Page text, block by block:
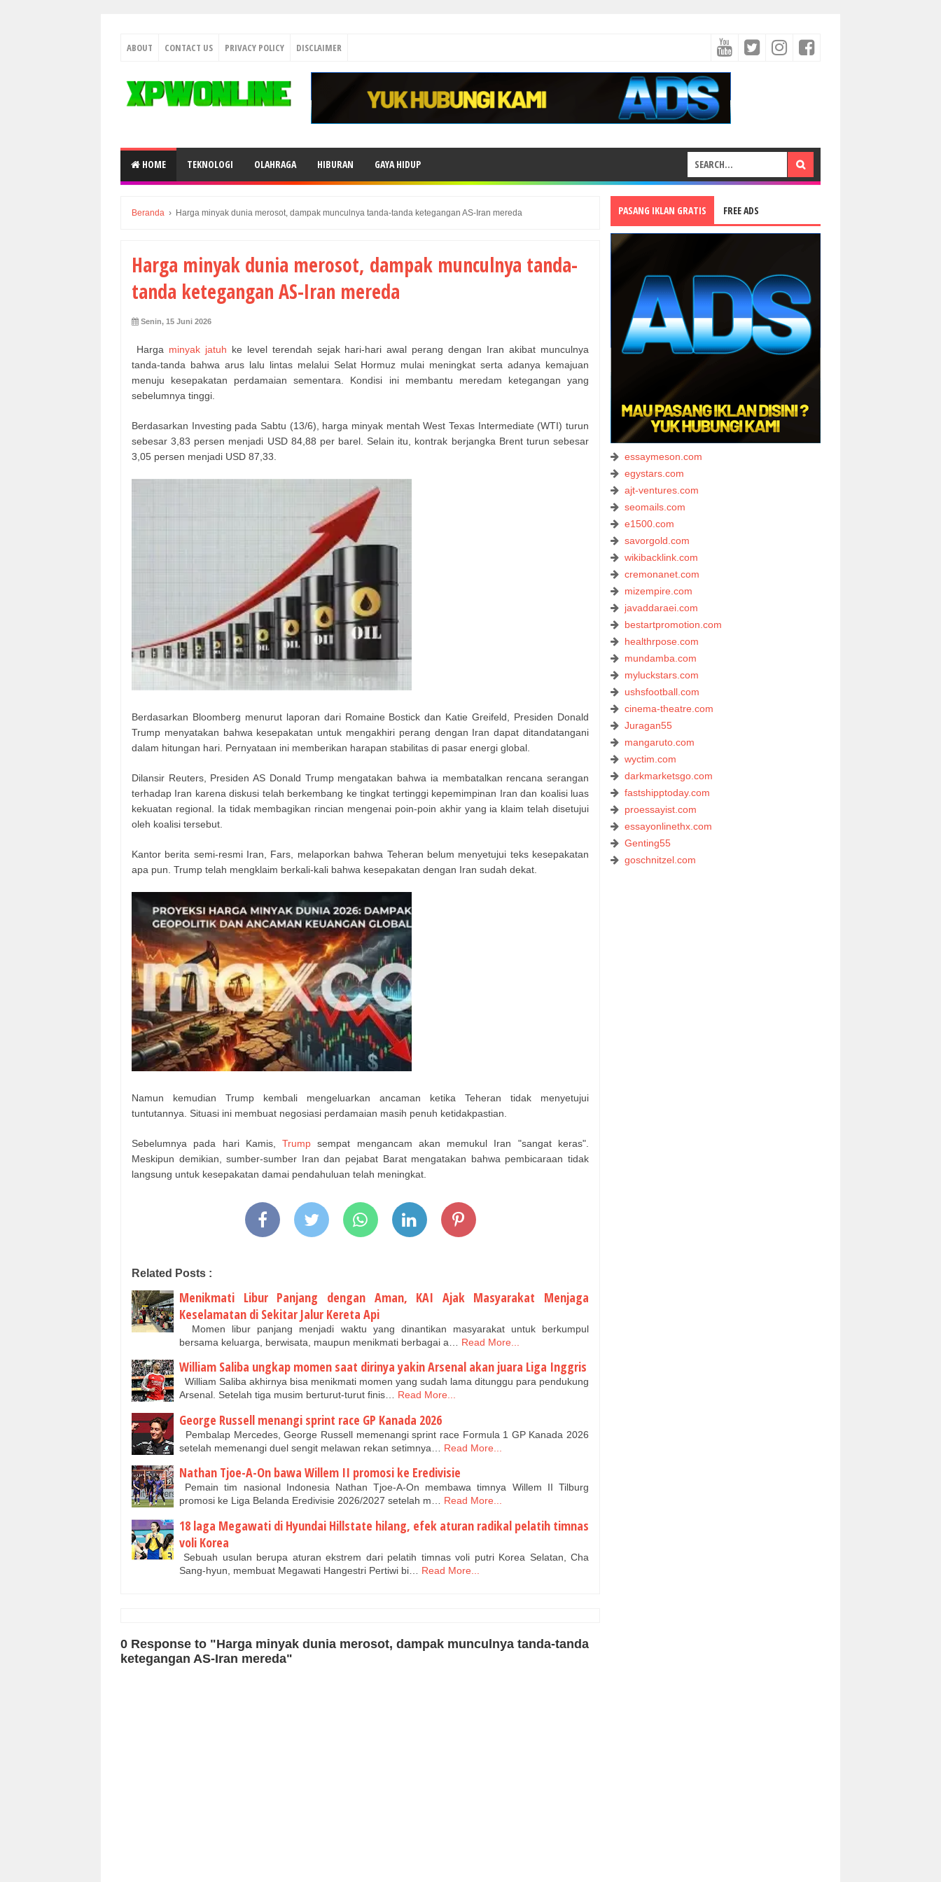
ABOUT CONTACT US PRIVACY POLICY DISCLAIMER
HOME TEKNOLOGI OLAHRAGA HIBURAN GAYA HIDUP
Beranda › Harga minyak dunia merosot, dampak munculnya tanda-tanda ketegangan AS-Iran mereda
Harga minyak dunia merosot, dampak munculnya tanda-
tanda ketegangan AS-Iran mereda
Senin, 15 Juni 2026
Harga minyak jatuh ke level terendah sejak hari-hari awal perang dengan Iran akibat munculnya
tanda-tanda bahwa arus lalu lintas melalui Selat Hormuz mulai meningkat serta adanya kemajuan
menuju kesepakatan perdamaian sementara. Kondisi ini membantu meredam ketegangan yang
sebelumnya tinggi.
Berdasarkan Investing pada Sabtu (13/6), harga minyak mentah West Texas Intermediate (WTI) turun
sebesar 3,83 persen menjadi USD 84,88 per barel. Selain itu, kontrak berjangka Brent turun sebesar
3,05 persen menjadi USD 87,33.
Berdasarkan Bloomberg menurut laporan dari Romaine Bostick dan Katie Greifeld, Presiden Donald
Trump menyatakan bahwa kesepakatan untuk mengakhiri perang dengan Iran dapat ditandatangani
dalam hitungan hari. Pernyataan ini memberikan harapan stabilitas di pasar energi global.
Dilansir Reuters, Presiden AS Donald Trump mengatakan bahwa ia membatalkan rencana serangan
terhadap Iran karena diskusi telah berkembang ke tingkat tertinggi kepemimpinan Iran dan koalisi luas
kekuatan regional. Ia tidak membagikan rincian mengenai poin-poin akhir yang ia klaim telah disetujui
oleh koalisi tersebut.
Kantor berita semi-resmi Iran, Fars, melaporkan bahwa Teheran belum menyetujui teks kesepakatan
apa pun. Trump telah mengklaim berkali-kali bahwa kesepakatan dengan Iran sudah dekat.
Namun kemudian Trump kembali mengeluarkan ancaman ketika Teheran tidak menyetujui
tuntutannya. Situasi ini membuat negosiasi perdamaian masih penuh ketidakpastian.
Sebelumnya pada hari Kamis,Trump sempat mengancam akan memukul Iran "sangat keras".
Meskipun demikian, sumber-sumber Iran dan pejabat Barat mengatakan bahwa pembicaraan tidak
langsung untuk kesepakatan damai pendahuluan telah meningkat.
Related Posts :
Menikmati Libur Panjang dengan Aman, KAI Ajak Masyarakat Menjaga
Keselamatan di Sekitar Jalur Kereta Api
Momen libur panjang menjadi waktu yang dinantikan masyarakat untuk berkumpul
bersama keluarga, berwisata, maupun menikmati berbagai a…
Read More...
William Saliba ungkap momen saat dirinya yakin Arsenal akan juara Liga Inggris
William Saliba akhirnya bisa menikmati momen yang sudah lama ditunggu para pendukung
Arsenal. Setelah tiga musim berturut-turut finis…
Read More...
George Russell menangi sprint race GP Kanada 2026
Pembalap Mercedes, George Russell memenangi sprint race Formula 1 GP Kanada 2026
setelah memenangi duel sengit melawan rekan setimnya…
Read More...
Nathan Tjoe-A-On bawa Willem II promosi ke Eredivisie
Pemain tim nasional Indonesia Nathan Tjoe-A-On membawa timnya Willem II Tilburg
promosi ke Liga Belanda Eredivisie 2026/2027 setelah m…
Read More...
18 laga Megawati di Hyundai Hillstate hilang, efek aturan radikal pelatih timnas
voli Korea
Sebuah usulan berupa aturan ekstrem dari pelatih timnas voli putri Korea Selatan, Cha
Sang-hyun, membuat Megawati Hangestri Pertiwi bi…
Read More...
0 Response to "Harga minyak dunia merosot, dampak munculnya tanda-tanda
ketegangan AS-Iran mereda"
PASANG IKLAN GRATIS FREE ADS
essaymeson.com
egystars.com
ajt-ventures.com
seomails.com
e1500.com
savorgold.com
wikibacklink.com
cremonanet.com
mizempire.com
javaddaraei.com
bestartpromotion.com
healthrpose.com
mundamba.com
myluckstars.com
ushsfootball.com
cinema-theatre.com
Juragan55
mangaruto.com
wyctim.com
darkmarketsgo.com
fastshipptoday.com
proessayist.com
essayonlinethx.com
Genting55
goschnitzel.com